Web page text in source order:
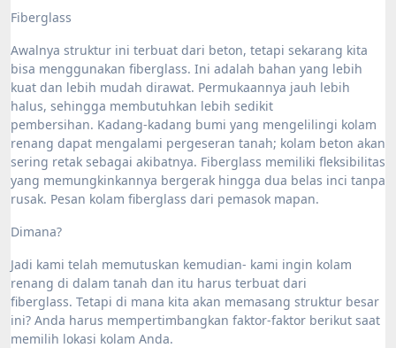
Fiberglass
Awalnya struktur ini terbuat dari beton, tetapi sekarang kita
bisa menggunakan fiberglass. Ini adalah bahan yang lebih
kuat dan lebih mudah dirawat. Permukaannya jauh lebih
halus, sehingga membutuhkan lebih sedikit
pembersihan. Kadang-kadang bumi yang mengelilingi kolam
renang dapat mengalami pergeseran tanah; kolam beton akan
sering retak sebagai akibatnya. Fiberglass memiliki fleksibilitas
yang memungkinkannya bergerak hingga dua belas inci tanpa
rusak. Pesan kolam fiberglass dari pemasok mapan.
Dimana?
Jadi kami telah memutuskan kemudian- kami ingin kolam
renang di dalam tanah dan itu harus terbuat dari
fiberglass. Tetapi di mana kita akan memasang struktur besar
ini? Anda harus mempertimbangkan faktor-faktor berikut saat
memilih lokasi kolam Anda.